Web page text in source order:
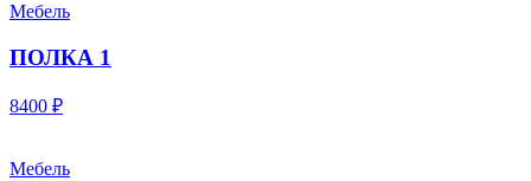
Мебель
ПОЛКА 1
8400 ₽
Мебель